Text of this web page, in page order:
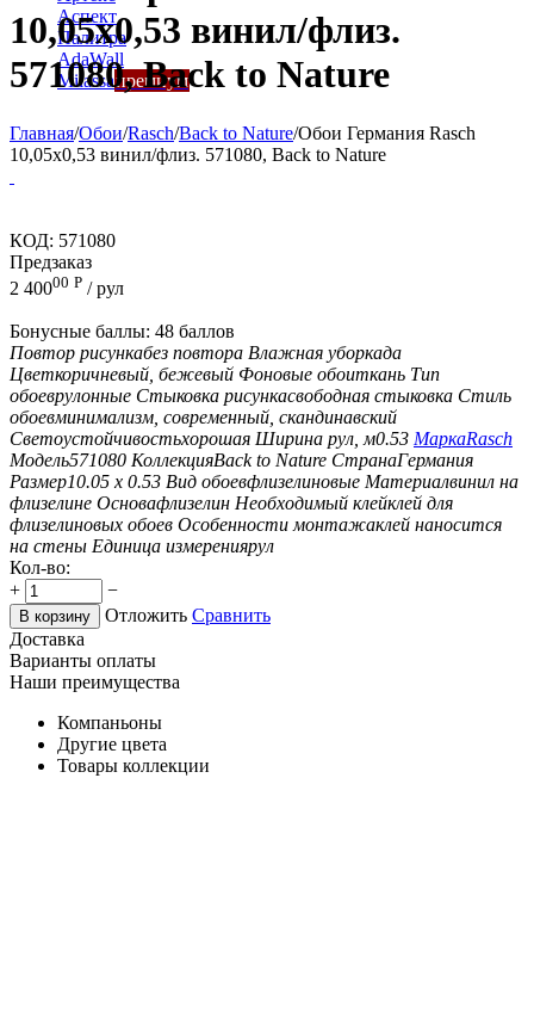
Аспект
Палитра
AdaWall
Milassaпремиум
10,05x0,53 винил/флиз.
571080, Back to Nature
Главная/Обои/Rasch/Back to Nature/Обои Германия Rasch
10,05x0,53 винил/флиз. 571080, Back to Nature
КОД: 571080
Предзаказ
2 40000 Р / рул
Бонусные баллы: 48 баллов
Повтор рисункабез повтора Влажная уборкада
Цветкоричневый, бежевый Фоновые обоиткань Тип
обоеврулонные Стыковка рисункасвободная стыковка Стиль
обоевминимализм, современный, скандинавский
Светоустойчивостьхорошая Ширина рул, м0.53 МаркаRasch
Модель571080 КоллекцияBack to Nature СтранаГермания
Размер10.05 х 0.53 Вид обоевфлизелиновые Материалвинил на
флизелине Основафлизелин Необходимый клейклей для
флизелиновых обоев Особенности монтажаклей наносится
на стены Единица измерениярул
Кол-во:
+
−
В корзину Отложить Сравнить
Доставка
Варианты оплаты
Наши преимущества
Компаньоны
Другие цвета
Товары коллекции